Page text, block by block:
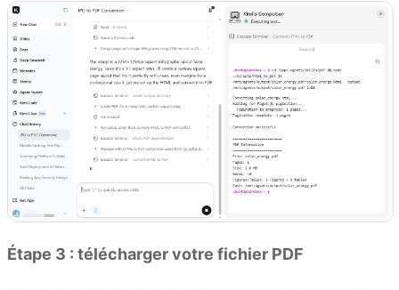
Étape 3 : télécharger votre fichier PDF